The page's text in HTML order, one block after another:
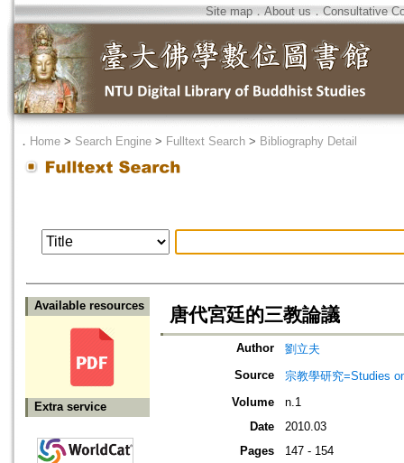
Site map．About us ． Consultative
． Home > Search Engine > Fulltext Search > Bibliography Detail
Available resources
Extra service
唐代宮廷的三教論議
Author
劉立夫
Source
宗教學研究=Studies
Volume
n.1
Date
2010.03
Pages
147 - 154